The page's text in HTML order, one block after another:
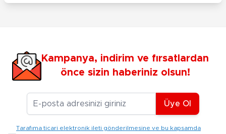
Kampanya, indirim ve fırsatlardan
önce sizin haberiniz olsun!
E-posta Adresiniz
Üye Ol
Tarafıma ticari elektronik ileti gönderilmesine ve bu kapsamda